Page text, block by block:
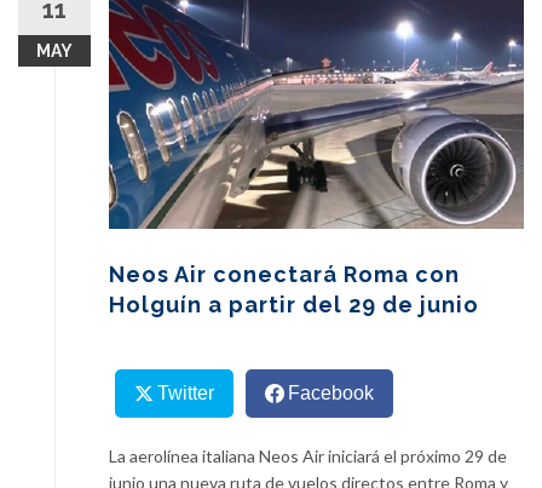
content
11
MAY
Neos Air conectará Roma con
Holguín a partir del 29 de junio
Twitter Facebook
La aerolínea italiana Neos Air iniciará el próximo 29 de
junio una nueva ruta de vuelos directos entre Roma y